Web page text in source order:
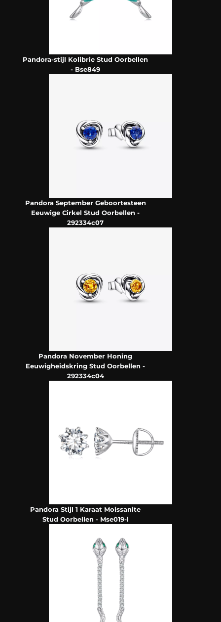
Pandora-stijl Kolibrie Stud Oorbellen
- Bse849
Pandora September Geboortesteen
Eeuwige Cirkel Stud Oorbellen -
292334c07
Pandora November Honing
Eeuwigheidskring Stud Oorbellen -
292334c04
Pandora Stijl 1 Karaat Moissanite
Stud Oorbellen - Mse019-l